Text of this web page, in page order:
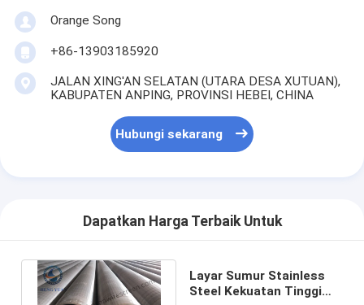
Orange Song
+86-13903185920
JALAN XING'AN SELATAN (UTARA DESA XUTUAN),
KABUPATEN ANPING, PROVINSI HEBEI, CHINA
Hubungi sekarang
Dapatkan Harga Terbaik Untuk
Layar Sumur Stainless
Steel Kekuatan Tinggi